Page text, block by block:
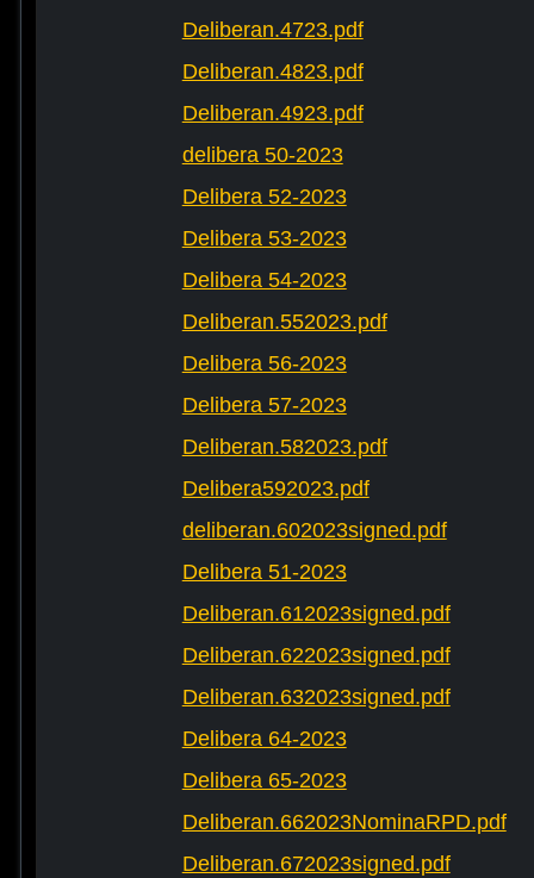
Deliberan.4723.pdf
Deliberan.4823.pdf
Deliberan.4923.pdf
delibera 50-2023
Delibera 52-2023
Delibera 53-2023
Delibera 54-2023
Deliberan.552023.pdf
Delibera 56-2023
Delibera 57-2023
Deliberan.582023.pdf
Delibera592023.pdf
deliberan.602023signed.pdf
Delibera 51-2023
Deliberan.612023signed.pdf
Deliberan.622023signed.pdf
Deliberan.632023signed.pdf
Delibera 64-2023
Delibera 65-2023
Deliberan.662023NominaRPD.pdf
Deliberan.672023signed.pdf